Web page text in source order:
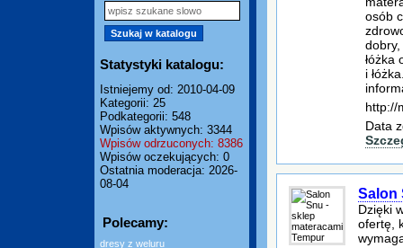
Statystyki katalogu:
Istniejemy od: 2010-04-09
Kategorii: 25
Podkategorii: 548
Wpisów aktywnych: 3344
Wpisów odrzuconych: 8386
Wpisów oczekujących: 0
Ostatnia moderacja: 2026-
08-04
Polecamy:
dresy z weluru
osób
łóżka
i
http://
Data
Salon
Dzięki
ofertę,